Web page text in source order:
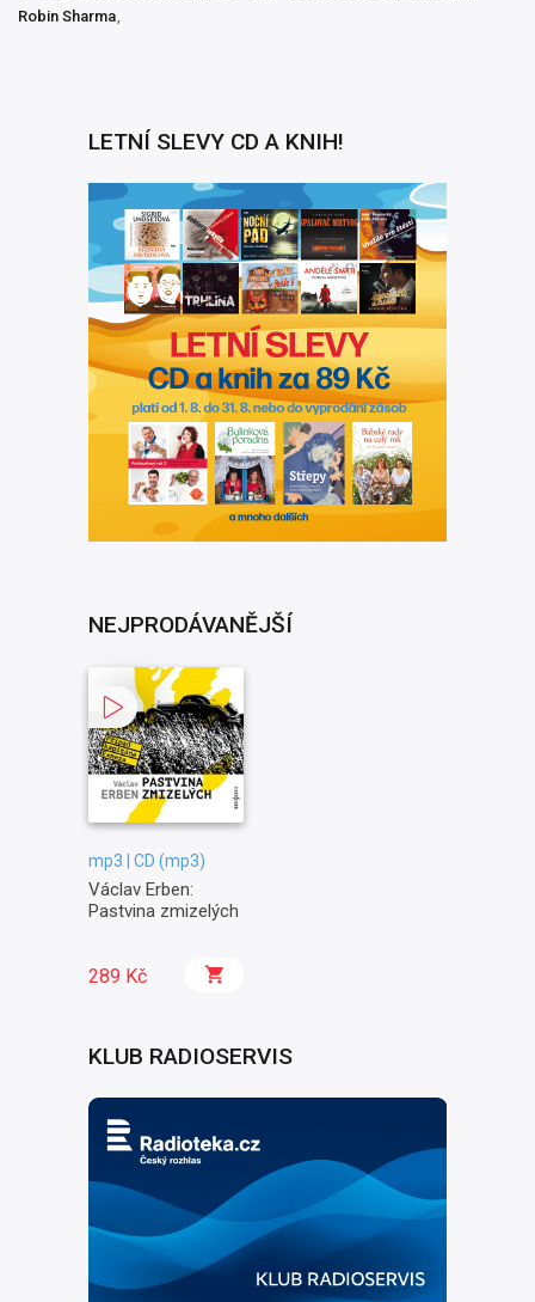
Robin Sharma
LETNÍ SLEVY CD A KNIH!
NEJPRODÁVANĚJŠÍ
mp3 | CD (mp3)
Václav Erben:
Pastvina zmizelých
289 Kč
KLUB RADIOSERVIS